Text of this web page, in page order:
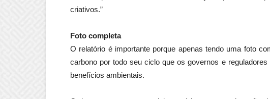
criativos.”
Foto completa
O relatório é importante porque apenas tendo uma foto
carbono por todo seu ciclo que os governos e
benefícios ambientais.